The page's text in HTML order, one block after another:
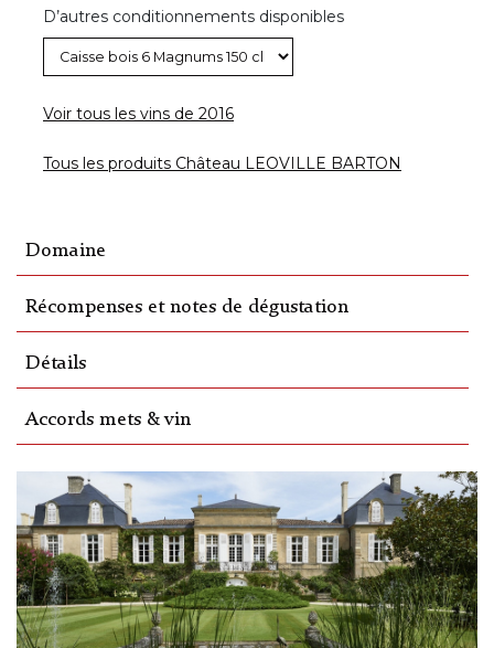
D’autres conditionnements disponibles
Voir tous les vins de 2016
Tous les produits Château LEOVILLE BARTON
Domaine
Récompenses et notes de dégustation
Détails
Accords mets & vin